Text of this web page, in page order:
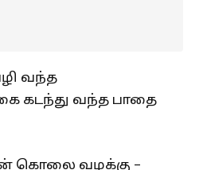
வந்த
கடந்து வந்த பாதை
கொலை வழக்கு –